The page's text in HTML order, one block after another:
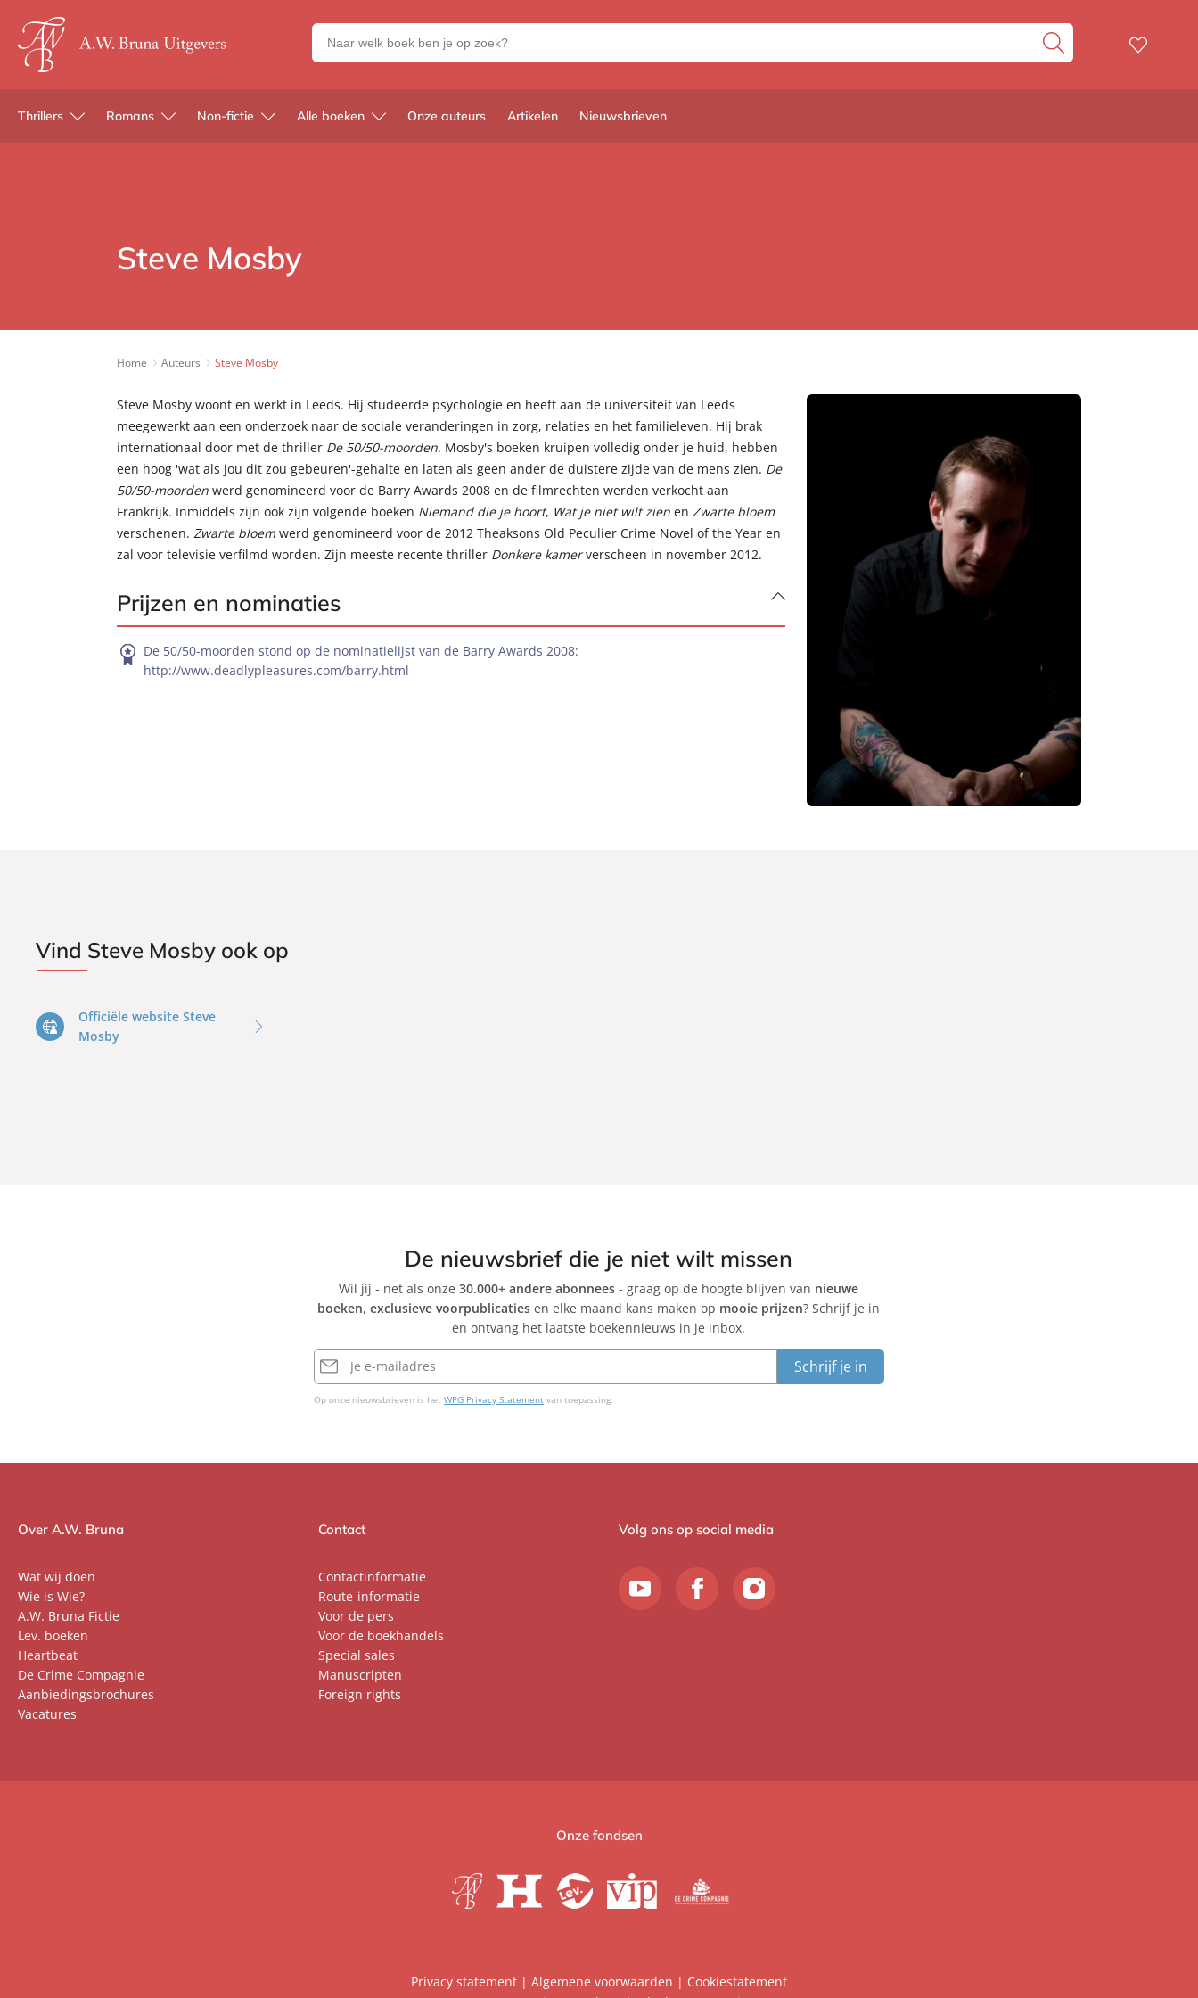
Zoeken
naar
en
uitgevers
Thrillers Romans Non-fictie Alle boeken Onze auteurs Artikelen Nieuwsbrieven
Steve Mosby
Home Auteurs Steve Mosby
Steve Mosby woont en werkt in Leeds. Hij studeerde psychologie en heeft aan de universiteit van Leeds
meegewerkt aan een onderzoek naar de sociale veranderingen in zorg, relaties en het familieleven. Hij brak
internationaal door met de thriller De 50/50-moorden. Mosby's boeken kruipen volledig onder je huid, hebben
een hoog 'wat als jou dit zou gebeuren'-gehalte en laten als geen ander de duistere zijde van de mens zien. De
50/50-moordenwerd genomineerd voor de Barry Awards 2008 en de filmrechten werden verkocht aan
Frankrijk. Inmiddels zijn ook zijn volgende boeken Niemand die je hoort, Wat je niet wilt zienen Zwarte bloem
verschenen. Zwarte bloemwerd genomineerd voor de 2012 Theaksons Old Peculier Crime Novel of the Year en
zal voor televisie verfilmd worden. Zijn meeste recente thriller Donkere kamerverscheen in november 2012.
Prijzen en nominaties
De 50/50-moorden stond op de nominatielijst van de Barry Awards 2008:
http://www.deadlypleasures.com/barry.html
Vind Steve Mosby ook op
Officiële website Steve
Mosby
De nieuwsbrief die je niet wilt missen
Wil jij - net als onze30.000+ andere abonnees - graag op de hoogte blijven van nieuwe
boeken,exclusieve voorpublicaties en elke maand kans maken op mooie prijzen? Schrijf je in
en ontvang het laatste boekennieuws in je inbox.
E-
mailadres
Schrijf je in
Op onze nieuwsbrieven is het WPG Privacy Statementvan toepassing.
Over A.W. Bruna
Wat wij doen
Wie is Wie?
A.W. Bruna Fictie
Lev. boeken
Heartbeat
De Crime Compagnie
Aanbiedingsbrochures
Vacatures
Contact
Contactinformatie
Route-informatie
Voor de pers
Voor de boekhandels
Special sales
Manuscripten
Foreign rights
Volg ons op social media
Onze fondsen
Privacy statement | Algemene voorwaarden | Cookiestatement